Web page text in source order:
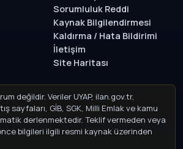
Sorumluluk Reddi
Kaynak Bilgilendirmesi
Kaldırma / Hata Bildirimi
İletişim
Site Haritası
değildir. Veriler UYAP, ilan.gov.tr,
sayfaları, GİB, SGK, Milli Emlak ve kamu
derlenmektedir. Teklif vermeden
önce bilgileri ilgili resmi kaynak